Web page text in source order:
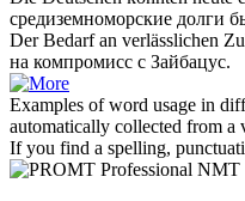
средиземноморские долги
Der Bedarf an verlässlichen
на компромисс с Зайбацус.
Examples of word usage in
automatically collected from a
If you find a spelling,